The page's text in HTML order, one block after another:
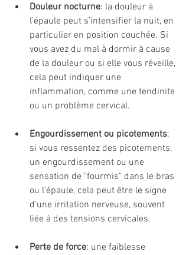
Douleur nocturne: la douleur à
l’épaule peut s’intensifier la nuit, en
particulier en position couchée. Si
vous avez du mal à dormir à cause
de la douleur ou si elle vous réveille,
cela peut indiquer une
inflammation, comme une tendinite
ou un problème cervical.
Engourdissement ou picotements:
si vous ressentez des picotements,
un engourdissement ou une
sensation de "fourmis" dans le bras
ou l’épaule, cela peut être le signe
d'une irritation nerveuse, souvent
liée à des tensions cervicales.
Perte de force: une faiblesse